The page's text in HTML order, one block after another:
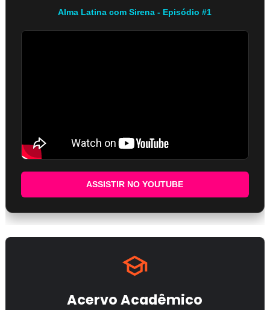
Alma Latina com Sirena - Episódio #1
ASSISTIR NO YOUTUBE
Acervo Acadêmico